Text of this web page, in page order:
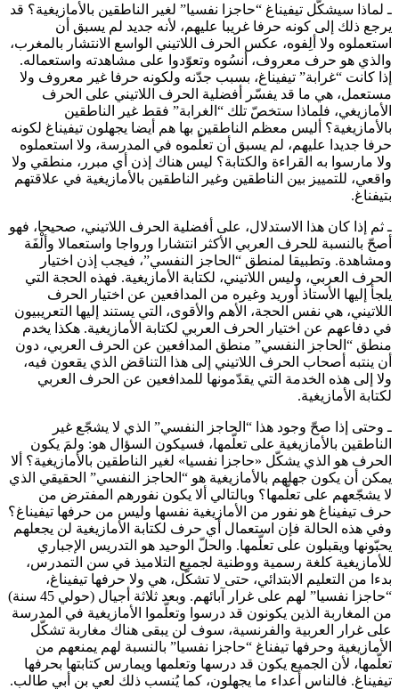
ـ لماذا سيشكّل تيفيناغ “حاجزا نفسيا” لغير الناطقين بالأمازيغية؟ قد
يرجع ذلك إلى كونه حرفا غريبا عليهم، لأنه جديد لم يسبق أن
استعملوه ولا ألِفوه، عكس الحرف اللاتيني الواسع الانتشار بالمغرب،
والذي هو حرف معروف، أنسُوه وتعوّدوا على مشاهدته واستعماله.
إذا كانت “غرابة” تيفيناغ، بسبب جدّنه ولكونه حرفا غير معروف ولا
مستعمل، هي ما قد يفسّر أفضلية الحرف اللاتيني على الحرف
الأمازيغي، فلماذا ستخصّ تلك “الغرابة” فقط غير الناطقين
بالأمازيغية؟ أليس معظم الناطقين بها هم أيضا يجهلون تيفيناغ لكونه
حرفا جديدا عليهم، لم يسبق أن تعلّموه في المدرسة، ولا استعملوه
ولا مارسوا به القراءة والكتابة؟ ليس هناك إذن أي مبرر، منطقي ولا
واقعي، للتمييز بين الناطقين وغير الناطقين بالأمازيغية في علاقتهم
بتيفناغ.
ـ ثم إذا كان هذا الاستدلال، على أفضلية الحرف اللاتيني، صحيحا، فهو
أصحّ بالنسبة للحرف العربي الأكثر انتشارا ورواجا واستعمالا وألْفَة
ومشاهدة. وتطبيقا لمنطق “الحاجز النفسي”، فيجب إذن اختيار
الحرف العربي، وليس اللاتيني، لكتابة الأمازيغية. فهذه الحجة التي
يلجأ إليها الأستاذ أوريد وغيره من المدافعين عن اختيار الحرف
اللاتيني، هي نفس الحجة، الأهم والأقوى، التي يستند إليها التعريبيون
في دفاعهم عن اختيار الحرف العربي لكتابة الأمازيغية. هكذا يخدم
منطق “الحاجز النفسي” منطق المدافعين عن الحرف العربي، دون
أن ينتبه أصحاب الحرف اللاتيني إلى هذا التناقض الذي يقعون فيه،
ولا إلى هذه الخدمة التي يقدّمونها للمدافعين عن الحرف العربي
لكتابة الأمازيغية.
ـ وحتى إذا صحّ وجود هذا “الحاجز النفسي” الذي لا يشجّع غير
الناطقين بالأمازيغية على تعلّمها، فسيكون السؤال هو: ولمَ يكون
الحرف هو الذي يشكّل «حاجزا نفسيا» لغير الناطقين بالأمازيغية؟ ألا
يمكن أن يكون جهلهم بالأمازيغية هو “الحاجز النفسي” الحقيقي الذي
لا يشجّعهم على تعلّمها؟ وبالتالي ألا يكون نفورهم المفترض من
حرف تيفيناغ هو نفور من الأمازيغية نفسها وليس من حرفها تيفيناغ؟
وفي هذه الحالة فإن استعمال أي حرف لكتابة الأمازيغية لن يجعلهم
يحبّونها ويقبلون على تعلّمها. والحلّ الوحيد هو التدريس الإجباري
للأمازيغية كلغة رسمية ووطنية لجميع التلاميذ في سن التمدرس،
بدءا من التعليم الابتدائي، حتى لا تشكّل، هي ولا حرفها تيفيناغ،
“حاجزا نفسيا” لهم على غرار آبائهم. وبعد ثلاثة أجيال (حولي 45 سنة)
من المغاربة الذين يكونون قد درسوا وتعلّموا الأمازيغية في المدرسة
على غرار العربية والفرنسية، سوف لن يبقى هناك مغاربة تشكّل
الأمازيغية وحرفها تيفناغ “حاجزا نفسيا” بالنسبة لهم يمنعهم من
تعلّمها، لأن الجميع يكون قد درسها وتعلمها ويمارس كتابتها بحرفها
تيفيناغ. فالناس أعداء ما يجهلون، كما يُنسب ذلك لعي بن أبي طالب.